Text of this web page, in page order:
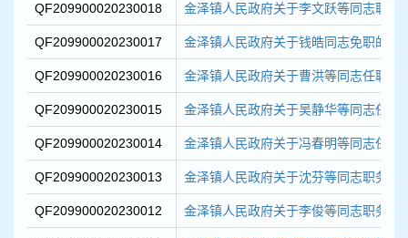
QF209900020230018 金泽镇人民政府关于李文跃等同志职务
QF209900020230017 金泽镇人民政府关于钱皓同志免职的通
QF209900020230016 金泽镇人民政府关于曹洪等同志任职的
QF209900020230015 金泽镇人民政府关于吴静华等同志任职
QF209900020230014 金泽镇人民政府关于冯春明等同志任职
QF209900020230013 金泽镇人民政府关于沈芬等同志职务任
QF209900020230012 金泽镇人民政府关于李俊等同志职务任